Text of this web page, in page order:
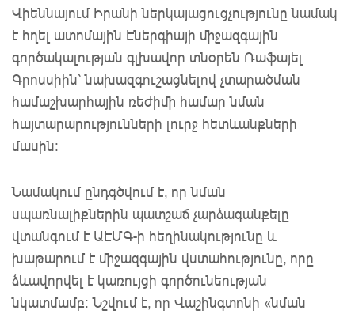
Վիեննայում Իրանի ներկայացուցչությունը նամակ
է հղել ատոմային Էներգիայի միջազգային
գործակալության գլխավոր տնօրեն Ռաֆայել
Գրոսսիին՝ նախազգուշացնելով չտարածման
համաշխարհային ռեժիմի համար նման
հայտարարությունների լուրջ հետևանքների
մասին:
Նամակում ընդգծվում է, որ նման
սպառնալիքներին պատշաճ չարձագանքելը
վտանգում է ԱԷՄԳ-ի հեղինակությունը և
խաթարում է միջազգային վստահությունը, որը
ձևավորվել է կառույցի գործունեության
նկատմամբ: Նշվում է, որ Վաշինգտոնի «նման